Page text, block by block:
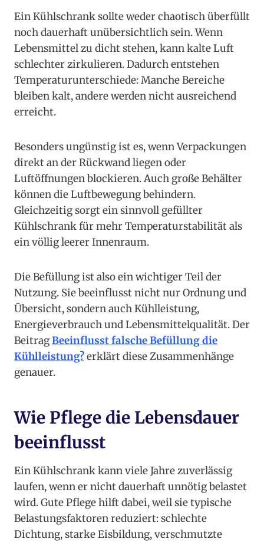
Ein Kühlschrank sollte weder chaotisch überfüllt
noch dauerhaft unübersichtlich sein. Wenn
Lebensmittel zu dicht stehen, kann kalte Luft
schlechter zirkulieren. Dadurch entstehen
Temperaturunterschiede: Manche Bereiche
bleiben kalt, andere werden nicht ausreichend
erreicht.
Besonders ungünstig ist es, wenn Verpackungen
direkt an der Rückwand liegen oder
Luftöffnungen blockieren. Auch große Behälter
können die Luftbewegung behindern.
Gleichzeitig sorgt ein sinnvoll gefüllter
Kühlschrank für mehr Temperaturstabilität als
ein völlig leerer Innenraum.
Die Befüllung ist also ein wichtiger Teil der
Nutzung. Sie beeinflusst nicht nur Ordnung und
Übersicht, sondern auch Kühlleistung,
Energieverbrauch und Lebensmittelqualität. Der
BeitragBeeinflusst falsche Befüllung die
Kühlleistung?erklärt diese Zusammenhänge
genauer.
Wie Pflege die Lebensdauer
beeinflusst
Ein Kühlschrank kann viele Jahre zuverlässig
laufen, wenn er nicht dauerhaft unnötig belastet
wird. Gute Pflege hilft dabei, weil sie typische
Belastungsfaktoren reduziert: schlechte
Dichtung, starke Eisbildung, verschmutzte